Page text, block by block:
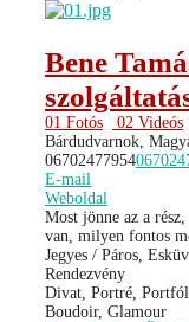
Bene
01 Fotós
02 Videós
Bárdudvarnok,
06702477954
E-mail
Weboldal
Most jönne az a
van, milyen fontos
Jegyes / Páros,
Rendezvény
Divat, Portré,
Boudoir, Glamour